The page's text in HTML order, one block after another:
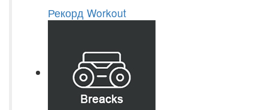
Рекорд Workout